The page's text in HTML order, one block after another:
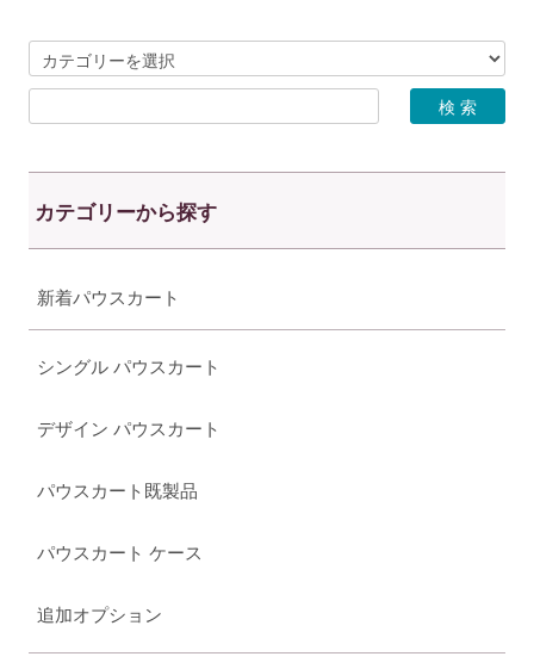
カテゴリーから探す
新着パウスカート
シングル パウスカート
デザイン パウスカート
パウスカート既製品
パウスカート ケース
追加オプション